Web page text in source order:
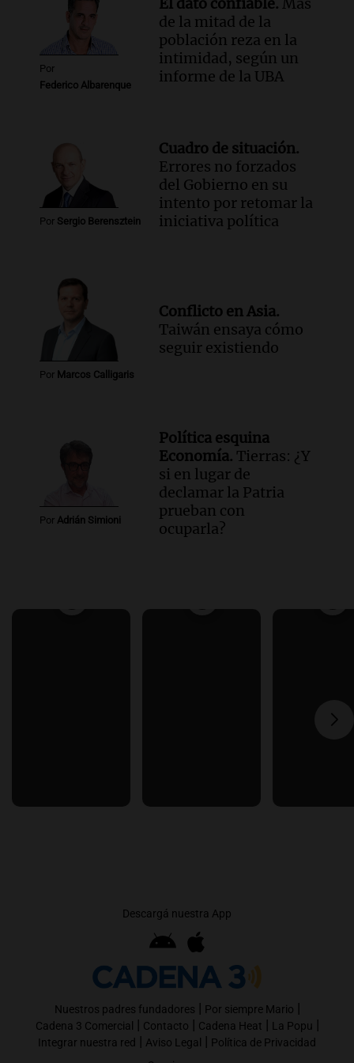
Episodios
Por
Federico Albarenque
El dato confiable. Más
de la mitad de la
población reza en la
intimidad, según un
informe de la UBA
Por Sergio Berensztein
Cuadro de situación.
Errores no forzados
del Gobierno en su
intento por retomar la
iniciativa política
Por Marcos Calligaris
Conflicto en Asia.
Taiwán ensaya cómo
seguir existiendo
Por Adrián Simioni
Política esquina
Economía. Tierras: ¿Y
si en lugar de
declamar la Patria
prueban con
ocuparla?
Descargá nuestra App
Nuestros padres fundadores | Por siempre Mario |
Cadena 3 Comercial | Contacto | Cadena Heat | La Popu |
Integrar nuestra red | Aviso Legal | Política de Privacidad